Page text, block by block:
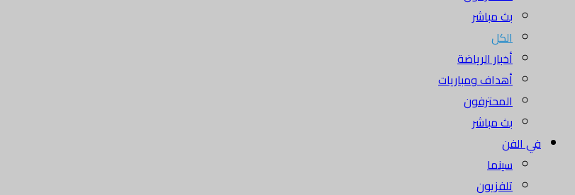
بث مباشر
الكل
أخبار الرياضة
أهداف ومباريات
المحترفون
بث مباشر
في الفن
سينما
تلفزيون